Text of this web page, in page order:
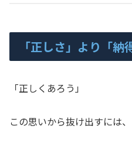
「正しさ」より「納
「正しくあろう」
この思いから抜け出すには